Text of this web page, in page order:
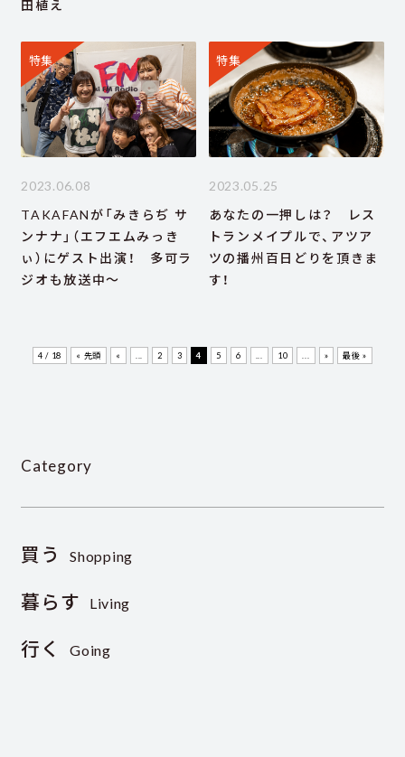
田植え
特集
2023.06.08
TAKAFANが「みきらぢ サ
ンナナ」（エフエムみっき
ぃ）にゲスト出演！ 多可ラ
ジオも放送中～
特集
2023.05.25
あなたの一押しは？ レス
トランメイプルで、アツア
ツの播州百日どりを頂きま
す！
4 / 18 « 先頭 « 2 3 4 5 6 10 » 最後 »
Category
買う Shopping
暮らす Living
行く Going